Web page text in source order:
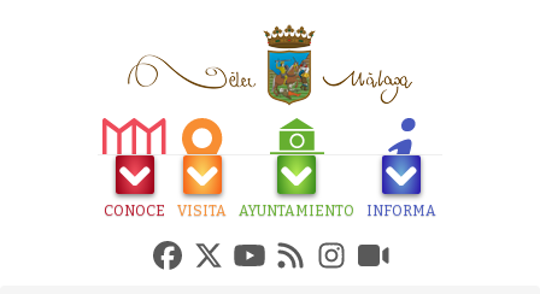
CONOCE VISITA AYUNTAMIENTO INFORMA